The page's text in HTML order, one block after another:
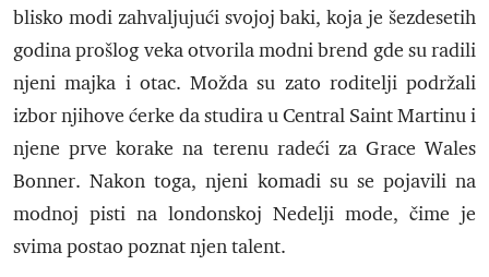
blisko modi zahvaljujući svojoj baki, koja je šezdesetih
godina prošlog veka otvorila modni brend gde su radili
njeni majka i otac. Možda su zato roditelji podržali
izbor njihove ćerke da studira u Central Saint Martinu i
njene prve korake na terenu radeći za Grace Wales
Bonner. Nakon toga, njeni komadi su se pojavili na
modnoj pisti na londonskoj Nedelji mode, čime je
svima postao poznat njen talent.